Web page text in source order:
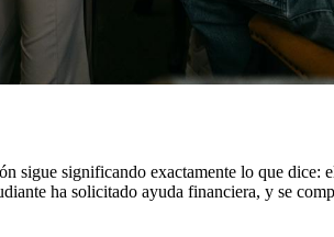
sigue significando exactamente lo que dice:
ha solicitado ayuda financiera, y se